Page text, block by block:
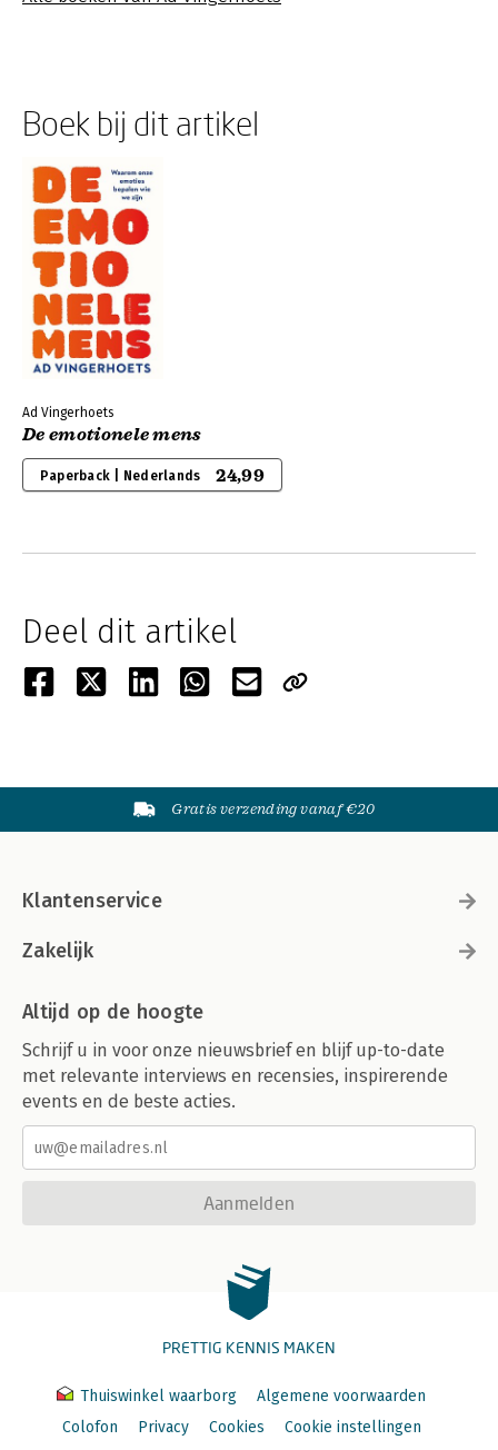
Boek bij dit artikel
Ad Vingerhoets
De emotionele mens
Paperback | Nederlands 24,99
Deel dit artikel
Gratis verzending vanaf €20
Klantenservice
Zakelijk
Altijd op de hoogte
Schrijf u in voor onze nieuwsbrief en blijf up-to-date
met relevante interviews en recensies, inspirerende
events en de beste acties.
Aanmelden
PRETTIG KENNIS MAKEN
Thuiswinkel waarborg
Algemene voorwaarden
Colofon
Privacy Cookies
Cookie instellingen